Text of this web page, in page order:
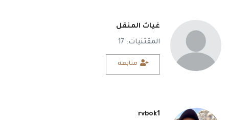
غياث المنقل
المقتنيات: 17
متابعة
rvbok1